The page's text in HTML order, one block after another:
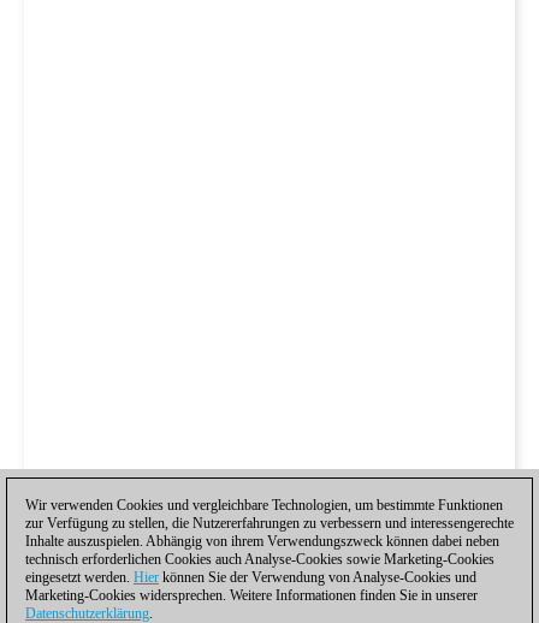
Wir verwenden Cookies und vergleichbare Technologien, um bestimmte Funktionen
zur Verfügung zu stellen, die Nutzererfahrungen zu verbessern und interessengerechte
Inhalte auszuspielen. Abhängig von ihrem Verwendungszweck können dabei neben
technisch erforderlichen Cookies auch Analyse-Cookies sowie Marketing-Cookies
eingesetzt werden. Hier können Sie der Verwendung von Analyse-Cookies und
Marketing-Cookies widersprechen. Weitere Informationen finden Sie in unserer
Datenschutzerklärung.